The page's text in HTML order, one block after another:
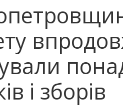
і зборів